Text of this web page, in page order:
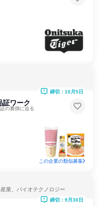
証ワーク
の裏側に迫る
締切：10月5日
この企業の類似募集
業、バイオテクノロジー
締切：9月30日